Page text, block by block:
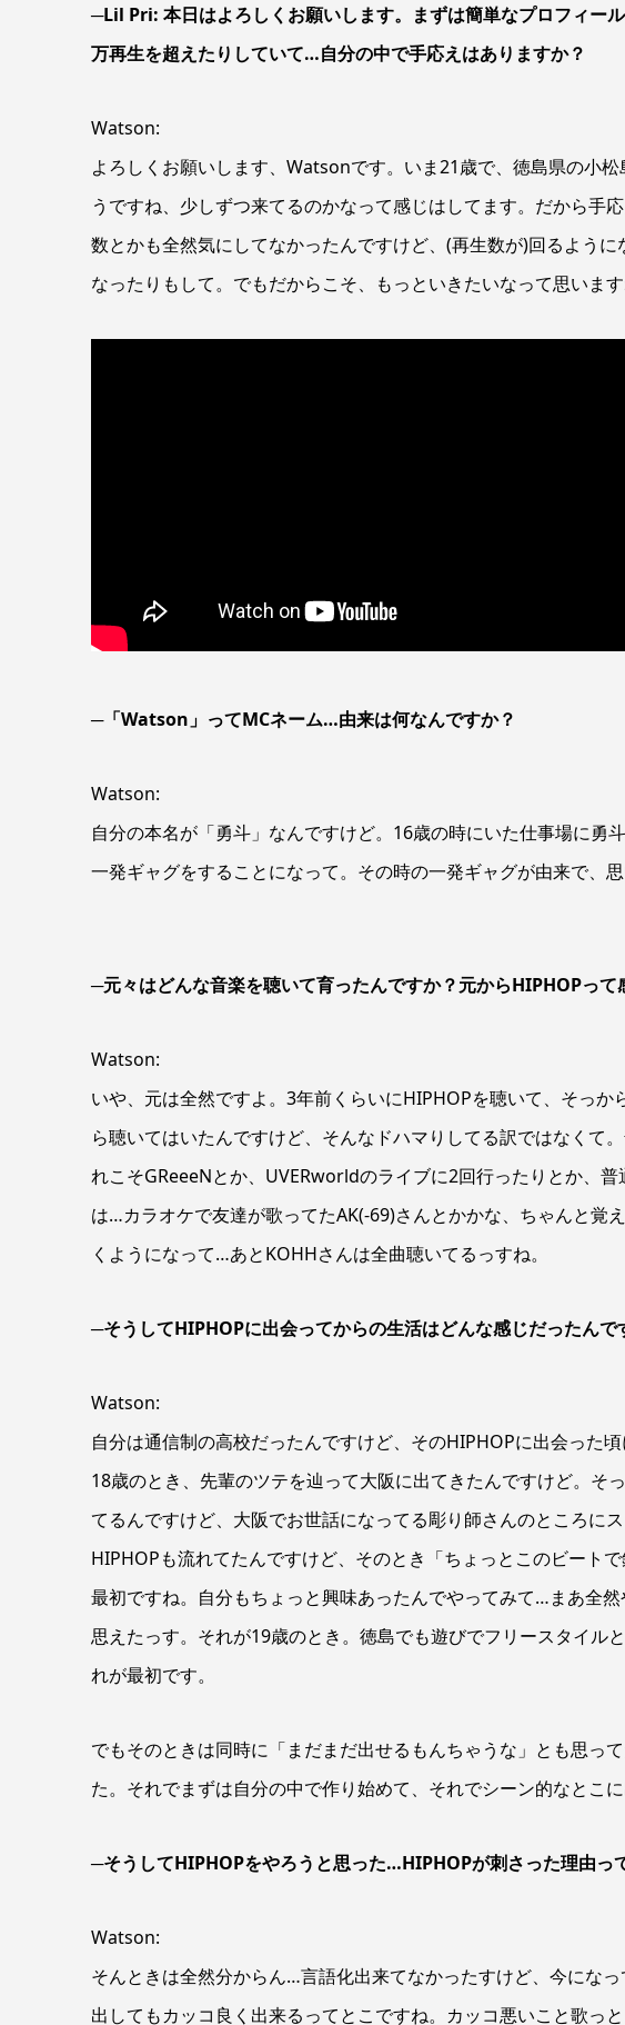
─Lil Pri: 本日はよろしくお願いします。まずは簡単なプロフィー
万再生を超えたりしていて…自分の中で手応えはありますか？
Watson:
よろしくお願いします、Watsonです。いま21歳で、徳島県の小
うですね、少しずつ来てるのかなって感じはしてます。だから手
数とかも全然気にしてなかったんですけど、(再生数が)回るよう
なったりもして。でもだからこそ、もっといきたいなって思います
─「Watson」ってMCネーム…由来は何なんですか？
Watson:
自分の本名が「勇斗」なんですけど。16歳の時にいた仕事場に
一発ギャグをすることになって。その時の一発ギャグが由来で、
─元々はどんな音楽を聴いて育ったんですか？元からHIPHOPって
Watson:
いや、元は全然ですよ。3年前くらいにHIPHOPを聴いて、そっ
ら聴いてはいたんですけど、そんなドハマりしてる訳ではなくて
れこそGReeeNとか、UVERworldのライブに2回行ったりとか、
は…カラオケで友達が歌ってたAK(-69)さんとかかな、ちゃんと覚
くようになって…あとKOHHさんは全曲聴いてるっすね。
─そうしてHIPHOPに出会ってからの生活はどんな感じだったんで
Watson:
自分は通信制の高校だったんですけど、そのHIPHOPに出会った
18歳のとき、先輩のツテを辿って大阪に出てきたんですけど。そ
てるんですけど、大阪でお世話になってる彫り師さんのところに
HIPHOPも流れてたんですけど、そのとき「ちょっとこのビート
最初ですね。自分もちょっと興味あったんでやってみて…まあ全
思えたっす。それが19歳のとき。徳島でも遊びでフリースタイル
れが最初です。
でもそのときは同時に「まだまだ出せるもんちゃうな」とも思っ
た。それでまずは自分の中で作り始めて、それでシーン的なとこ
─そうしてHIPHOPをやろうと思った…HIPHOPが刺さった理由っ
Watson:
そんときは全然分からん…言語化出来てなかったすけど、今にな
出してもカッコ良く出来るってとこですね。カッコ悪いこと歌っ